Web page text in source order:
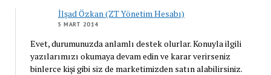
İlşad Özkan (ZT Yönetim Hesabı)
5 MART 2014
Evet, durumunuzda anlamlı destek olurlar. Konuyla ilgili
yazılarımızı okumaya devam edin ve karar verirseniz
binlerce kişi gibi siz de marketimizden satın alabilirsiniz.